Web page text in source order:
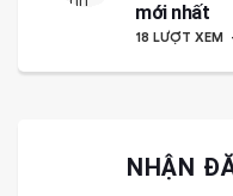
mới nhất
18 LƯỢT XEM
NHẬN